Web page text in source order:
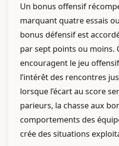
Un bonus offensif
marquant quatre essais
bonus défensif est
par sept points ou moins.
encouragent le jeu
l’intérêt des rencontres
lorsque l’écart au score
parieurs, la chasse aux
comportements des
crée des situations